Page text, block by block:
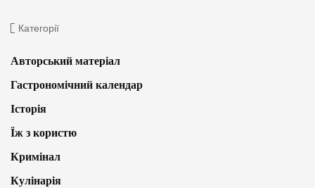
Категорії
Авторський матеріал
Гастрономічний календар
Історія
Їж з користю
Кримінал
Кулінарія